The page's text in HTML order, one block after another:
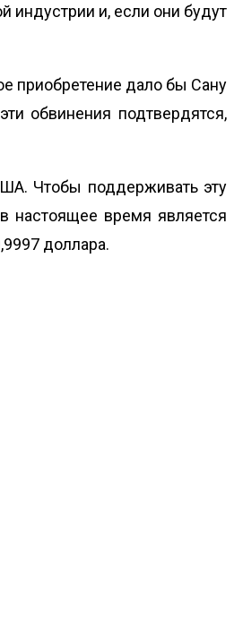
индустрии и, если они будут
приобретение дало бы Сану
обвинения подтвердятся,
Чтобы поддерживать эту
настоящее время является
доллара.